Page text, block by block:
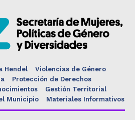
Hendel
Violencias de Género
Protección de Derechos
Gestión Territorial
Municipio Materiales Informativos